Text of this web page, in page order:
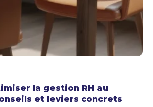
la gestion RH au
et leviers concrets